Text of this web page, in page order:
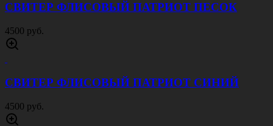
СВИТЕР ФЛИСОВЫЙ ПАТРИОТ ПЕСОК
4500 руб.
СВИТЕР ФЛИСОВЫЙ ПАТРИОТ СИНИЙ
4500 руб.